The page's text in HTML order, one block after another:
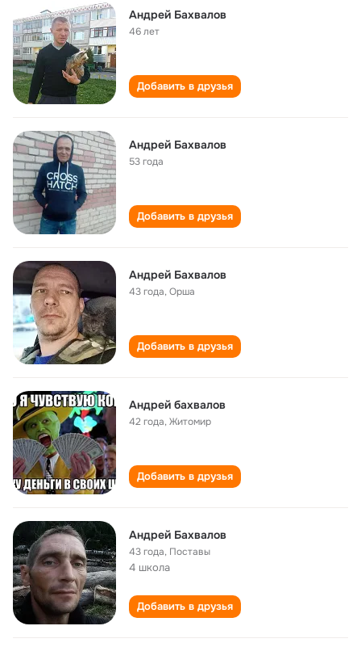
Андрей Бахвалов
46 лет
Добавить в друзья
Андрей Бахвалов
53 года
Добавить в друзья
Андрей Бахвалов
43 года,Орша
Добавить в друзья
Андрей бахвалов
42 года,Житомир
Добавить в друзья
Андрей Бахвалов
43 года, Поставы
4 школа
Добавить в друзья